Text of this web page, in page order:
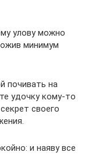
улову можно
минимум
почивать на
удочку кому-то
своего
и наяву все